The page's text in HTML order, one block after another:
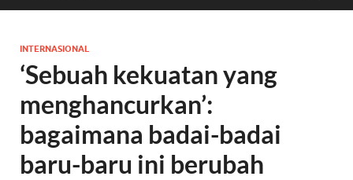
INTERNASIONAL
‘Sebuah kekuatan yang
menghancurkan’:
bagaimana badai-badai
baru-baru ini berubah